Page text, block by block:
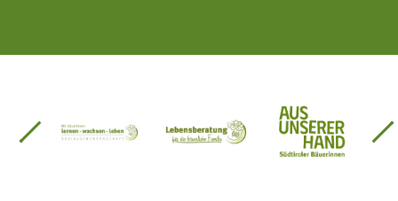
Südtirol
Gärtnervereinigung
Sozialgenossenschaft Mit Bäuerinnen lernen -
Lebensberatung für dieAus unserer